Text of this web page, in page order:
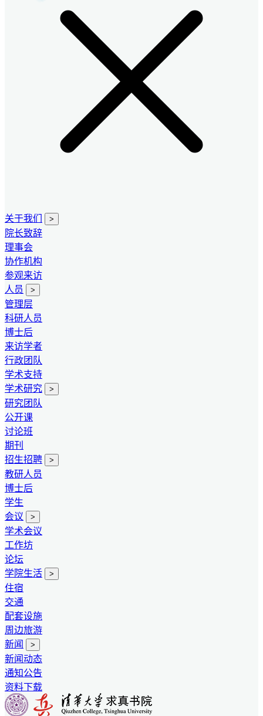
关于我们 >
院长致辞
理事会
协作机构
参观来访
人员
>
管理层
科研人员
博士后
来访学者
行政团队
学术支持
学术研究
>
研究团队
公开课
讨论班
期刊
招生招聘
>
教研人员
博士后
学生
会议
>
学术会议
工作坊
论坛
学院生活
>
住宿
交通
配套设施
周边旅游
新闻
>
新闻动态
通知公告
资料下载